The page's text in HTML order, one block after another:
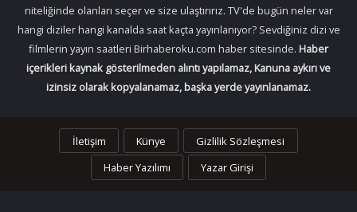
niteliğinde olanları seçer ve size ulaştırırız. TV'de bugün neler var
hangi diziler hangi kanalda saat kaçta yayınlanıyor? Sevdiğiniz dizi ve
filmlerin yayın saatleri Birhaberoku.com haber sitesinde. Haber
içerikleri kaynak gösterilmeden alıntı yapılamaz, Kanuna aykırı ve
izinsiz olarak kopyalanamaz, başka yerde yayınlanamaz.
İletişim Künye
Gizlilik Sözleşmesi
Haber Yazılımı
Yazar Girişi